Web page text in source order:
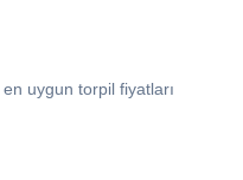
uygun torpil fiyatları